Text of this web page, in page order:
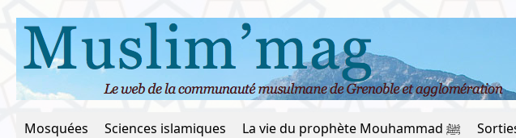
Mosquées Sciences islamiques La vie du prophète Mouhammad ﷺ